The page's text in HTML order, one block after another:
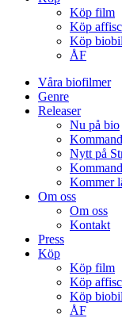
Köp film
Köp
Köp
ÅF
Våra biofilmer
Genre
Releaser
Nu på bio
Nytt på
Kommer
Om oss
Om oss
Kontakt
Press
Köp
Köp film
Köp
Köp
ÅF